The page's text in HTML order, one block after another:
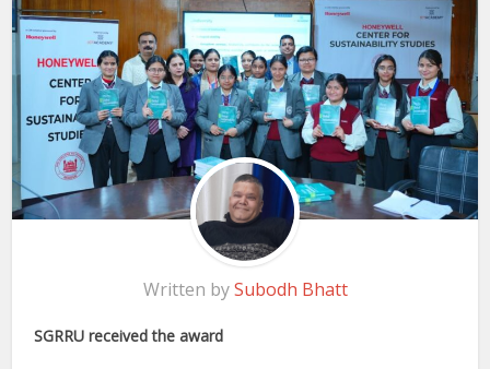
Written bySubodh Bhatt
SGRRU received the award